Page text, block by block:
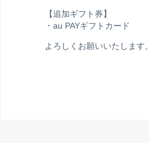
【追加ギフト券】
・au PAYギフトカード
よろしくお願いいたします。